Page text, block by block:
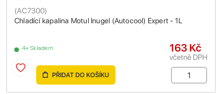
Chladící kapalina Motul Inugel (Autocool) Expert - 1L
(AC7300)
4+ Skladem 163 Kč
včetně DPH
PŘIDAT DO KOŠÍKU